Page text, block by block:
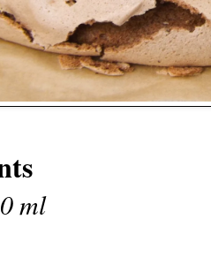
ml